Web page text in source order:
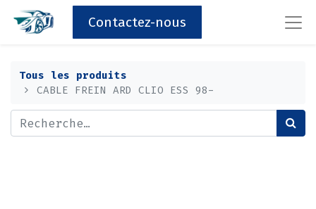
Contactez-nous
Tous les produits
CABLE FREIN ARD CLIO ESS 98-